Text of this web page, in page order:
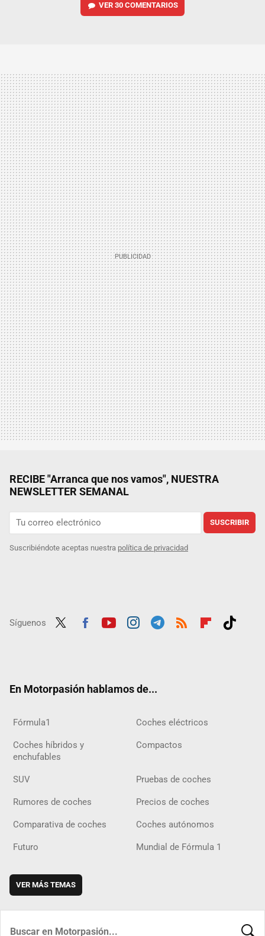
VER 30 COMENTARIOS
RECIBE "Arranca que nos vamos", NUESTRA
NEWSLETTER SEMANAL
SUSCRIBIR
Suscribiéndote aceptas nuestra política de privacidad
Síguenos
En Motorpasión hablamos de...
Fórmula1 Coches eléctricos
Coches híbridos y
enchufables
Compactos
SUV Pruebas de coches
Rumores de coches Precios de coches
Comparativa de coches Coches autónomos
Futuro Mundial de Fórmula 1
VER MÁS TEMAS